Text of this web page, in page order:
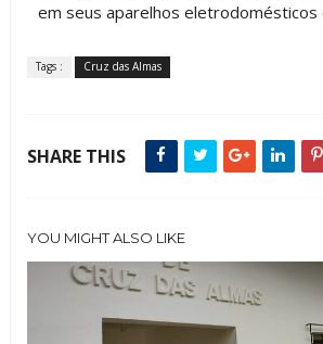
em seus aparelhos eletrodomésticos
Tags : Cruz das Almas
SHARE THIS
YOU MIGHT ALSO LIKE